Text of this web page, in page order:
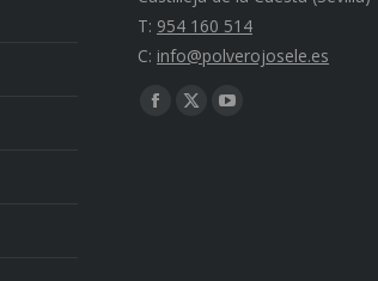
T: 954 160 514
C: info@polverojosele.es
Find us on:
Facebook
X
YouTube